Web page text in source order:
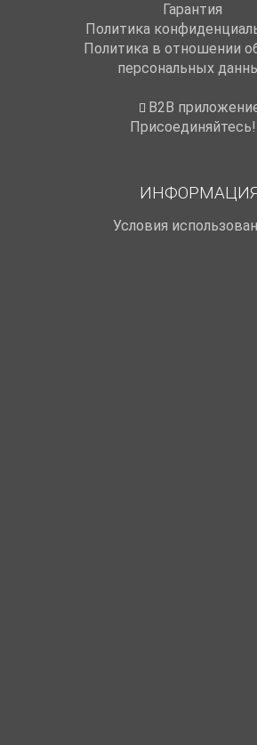
Гарантия
Политика
Политика в отношении
персональных
B2B
Присоединяйтесь!
Условия